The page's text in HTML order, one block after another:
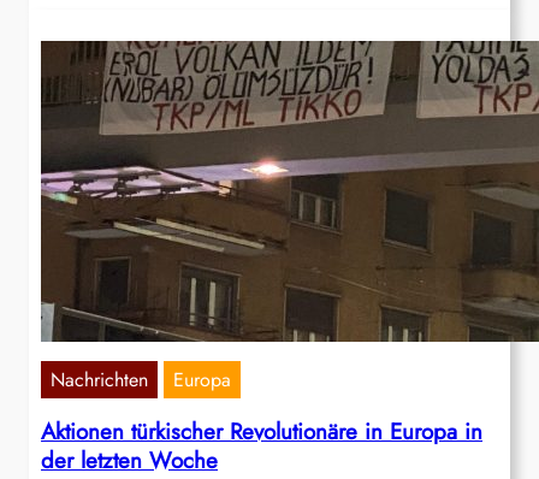
Nachrichten Europa
Aktionen türkischer Revolutionäre in Europa in
der letzten Woche